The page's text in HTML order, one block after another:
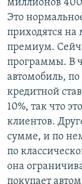
миллионов 400
Это
приходятся на
премиум.
программы. В
автомобиль,
кредитной
10%, так что
клиентов.
сумме, и по
по
она
покупает